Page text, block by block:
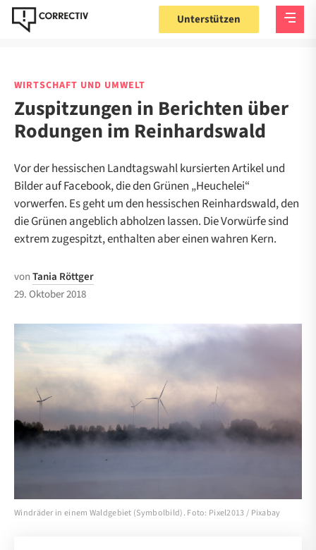
Unterstützen
WIRTSCHAFT UND UMWELT
Zuspitzungen in Berichten über
Rodungen im Reinhardswald
Vor der hessischen Landtagswahl kursierten Artikel und
Bilder auf Facebook, die den Grünen „Heuchelei“
vorwerfen. Es geht um den hessischen Reinhardswald, den
die Grünen angeblich abholzen lassen. Die Vorwürfe sind
extrem zugespitzt, enthalten aber einen wahren Kern.
vonTania Röttger
29. Oktober 2018
Windräder in einem Waldgebiet (Symbolbild). Foto: Pixel2013 / Pixabay